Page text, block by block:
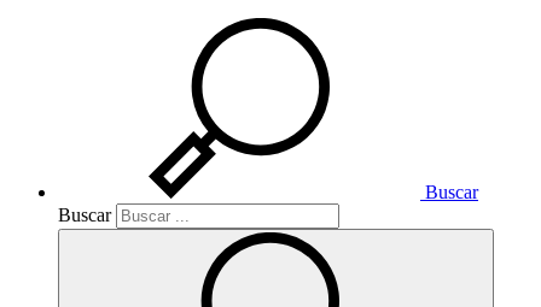
Buscar
Buscar